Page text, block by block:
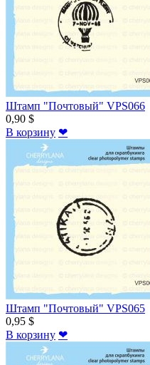
Штамп "Почтовый" VPS066
0,90 $
В корзину ❤
Штамп "Почтовый" VPS065
0,95 $
В корзину ❤